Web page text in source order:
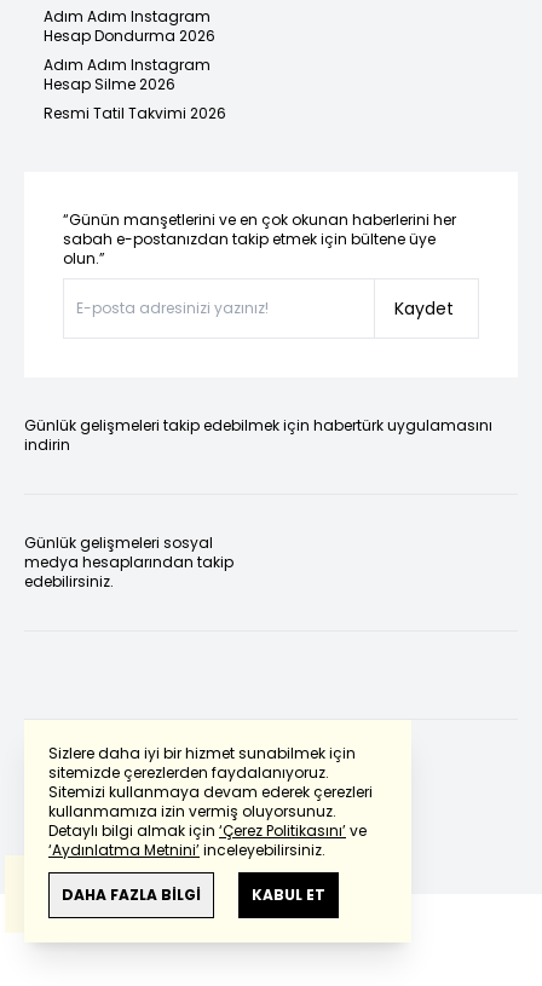
Sizlere daha iyi bir hizmet sunabilmek için
sitemizde çerezlerden faydalanıyoruz.
Sitemizi kullanmaya devam ederek çerezleri
kullanmamıza izin vermiş oluyorsunuz.
Detaylı bilgi almak için ‘Çerez Politikasını’ve
‘Aydınlatma Metnini’inceleyebilirsiniz.
DAHA FAZLA BİLGİ KABUL ET
Adım Adım Instagram
Hesap Dondurma 2026
Adım Adım Instagram
Hesap Silme 2026
Resmi Tatil Takvimi 2026
“Günün manşetlerini ve en çok okunan haberlerini her
sabah e-postanızdan takip etmek için bültene üye
olun.”
Kaydet
Günlük gelişmeleri takip edebilmek için habertürk uygulamasını
indirin
Günlük gelişmeleri sosyal
medya hesaplarından takip
edebilirsiniz.
Powered by Translate
Bu çevirideGoogle Transletekullanılmıştır.
Anlam ve çeviri hatalarından
haberturk.com
sorumlu değildir.